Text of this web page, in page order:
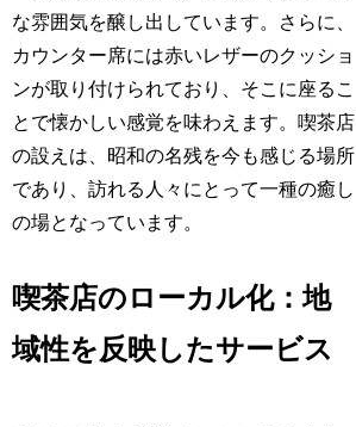
な雰囲気を醸し出しています。さらに、
カウンター席には赤いレザーのクッショ
ンが取り付けられており、そこに座るこ
とで懐かしい感覚を味わえます。喫茶店
の設えは、昭和の名残を今も感じる場所
であり、訪れる人々にとって一種の癒し
の場となっています。
喫茶店のローカル化：地
域性を反映したサービス